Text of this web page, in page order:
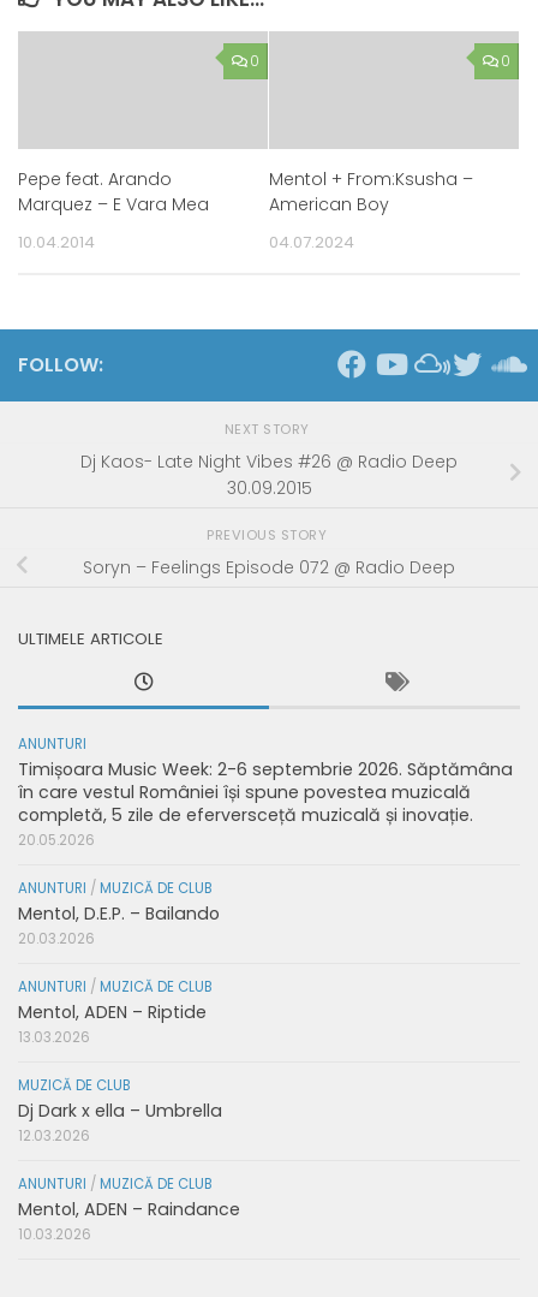
0
Pepe feat. Arando
Marquez – E Vara Mea
10.04.2014
0
Mentol + From:Ksusha –
American Boy
04.07.2024
FOLLOW:
NEXT STORY
Dj Kaos- Late Night Vibes #26 @ Radio Deep
30.09.2015
PREVIOUS STORY
Soryn – Feelings Episode 072 @ Radio Deep
ULTIMELE ARTICOLE
ANUNTURI
Timișoara Music Week: 2-6 septembrie 2026. Săptămâna
în care vestul României își spune povestea muzicală
completă, 5 zile de eferversceță muzicală și inovație.
20.05.2026
ANUNTURI / MUZICĂ DE CLUB
Mentol, D.E.P. – Bailando
20.03.2026
ANUNTURI / MUZICĂ DE CLUB
Mentol, ADEN – Riptide
13.03.2026
MUZICĂ DE CLUB
Dj Dark x ella – Umbrella
12.03.2026
ANUNTURI / MUZICĂ DE CLUB
Mentol, ADEN – Raindance
10.03.2026